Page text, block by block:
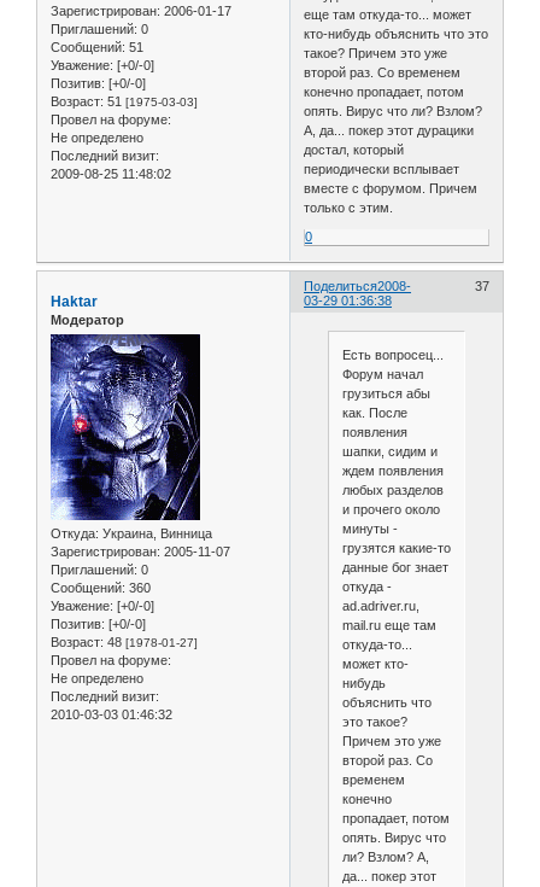
Зарегистрирован: 2006-01-17
Приглашений: 0
Сообщений: 51
Уважение: [+0/-0]
Позитив: [+0/-0]
Возраст: 51 [1975-03-03]
Провел на форуме:
Не определено
Последний визит:
2009-08-25 11:48:02
еще там откуда-то... может
кто-нибудь объяснить что это
такое? Причем это уже
второй раз. Со временем
конечно пропадает, потом
опять. Вирус что ли? Взлом?
А, да... покер этот дурацики
достал, который
периодически всплывает
вместе с форумом. Причем
только с этим.
0
Поделиться 37
2008-
03-29 01:36:38
Haktar
Модератор
Откуда: Украина, Винница
Зарегистрирован: 2005-11-07
Приглашений: 0
Сообщений: 360
Уважение: [+0/-0]
Позитив: [+0/-0]
Возраст: 48 [1978-01-27]
Провел на форуме:
Не определено
Последний визит:
2010-03-03 01:46:32
Есть вопросец...
Форум начал
грузиться абы
как. После
появления
шапки, сидим и
ждем появления
любых разделов
и прочего около
минуты -
грузятся какие-то
данные бог знает
откуда -
ad.adriver.ru,
mail.ru еще там
откуда-то...
может кто-
нибудь
объяснить что
это такое?
Причем это уже
второй раз. Со
временем
конечно
пропадает, потом
опять. Вирус что
ли? Взлом? А,
да... покер этот